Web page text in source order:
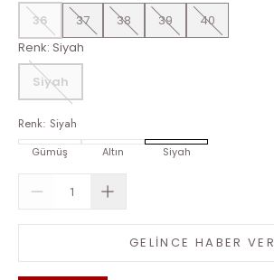
36
37 38 39
40
Renk: Siyah
Siyah
Renk: Siyah
Gümüş Altın Siyah
GELİNCE HABER VER